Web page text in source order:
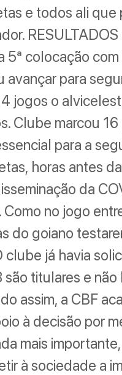
e todos ali que
5ª colocação
avançar para
jogos o
Clube marcou
para a
horas antes
da
no jogo
do goiano
clube já havia
titulares e
assim, a CBF
à decisão por
mais
à sociedade a